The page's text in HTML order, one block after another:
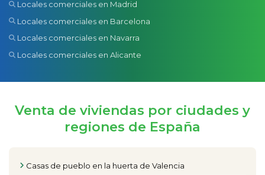
Locales comerciales en Madrid
Locales comerciales en Barcelona
Locales comerciales en Navarra
Locales comerciales en Alicante
Venta de viviendas por ciudades y
regiones de España
Casas de pueblo en la huerta de Valencia